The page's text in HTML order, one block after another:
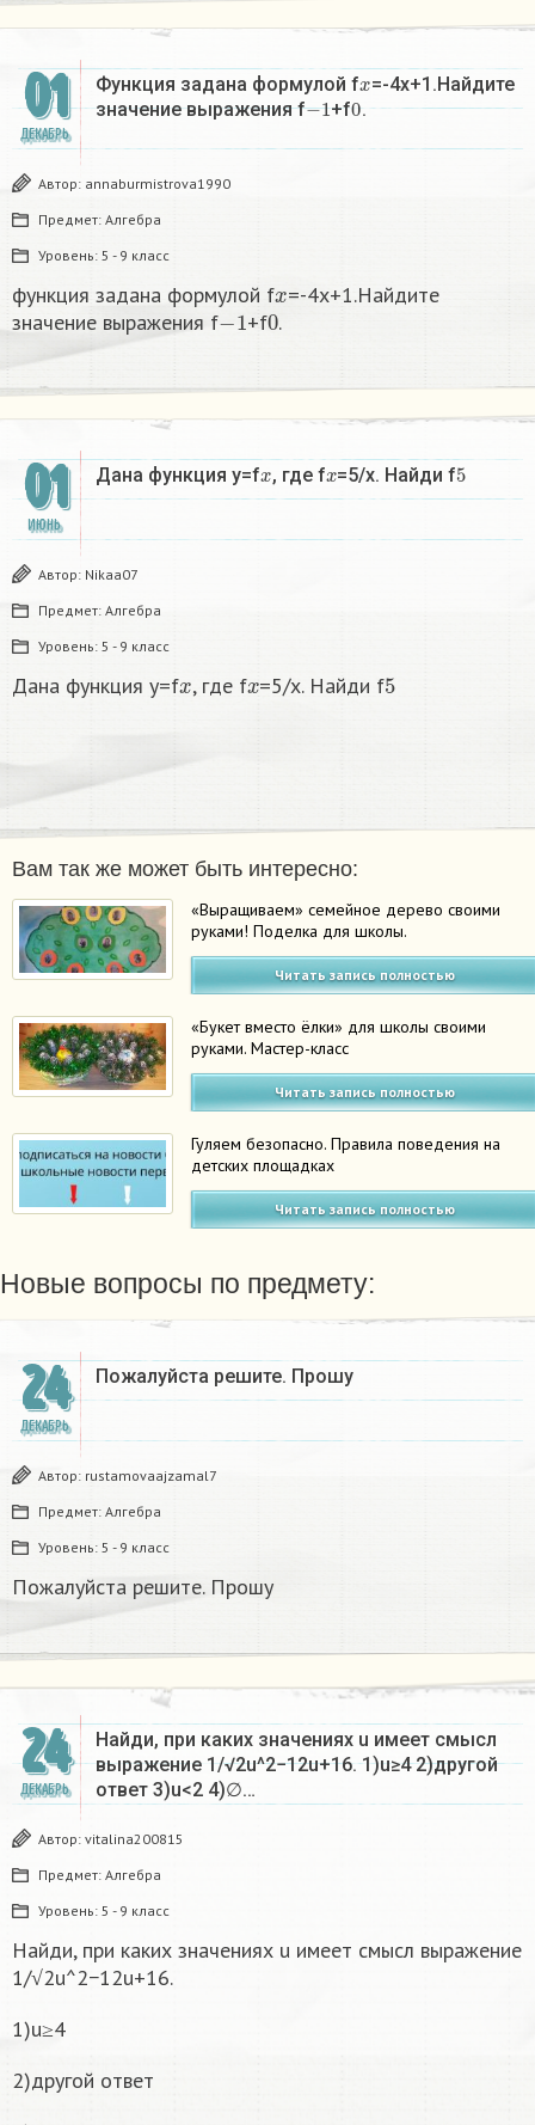
01
ДЕКАБРЬ
Функция задана формулой fx=-4x+1.Найдите
значение выражения f−1+f0.​
Автор: annaburmistrova1990
Предмет: Алгебра
Уровень: 5 - 9 класс
функция задана формулой f =-4x+1.Найдите
значение выражения f−1 +f0.​
01
ИЮНЬ
Дана функция y=fx, где fx =5/x. Найди f5
Автор: Nikaa07
Предмет: Алгебра
Уровень: 5 - 9 класс
Дана функция y=f , где fx =5/x. Найди f5
Вам так же может быть интересно:
«Выращиваем» семейное дерево своими
руками! Поделка для школы.
Читать запись полностью
«Букет вместо ёлки» для школы своими
руками. Мастер-класс
Читать запись полностью
Гуляем безопасно. Правила поведения на
детских площадках
Читать запись полностью
Новые вопросы по предмету:
24
ДЕКАБРЬ
Пожалуйста решите. Прошу
Автор: rustamovaajzamal7
Предмет: Алгебра
Уровень: 5 - 9 класс
Пожалуйста решите. Прошу
24
ДЕКАБРЬ
Найди, при каких значениях u имеет смысл
выражение 1/√2u^2−12u+16. 1)u≥4 2)другой
ответ 3)u<2 4)∅…
Автор: vitalina200815
Предмет: Алгебра
Уровень: 5 - 9 класс
Найди, при каких значениях u имеет смысл выражение
1/√2u^2−12u+16.
1)u≥4
2)другой ответ